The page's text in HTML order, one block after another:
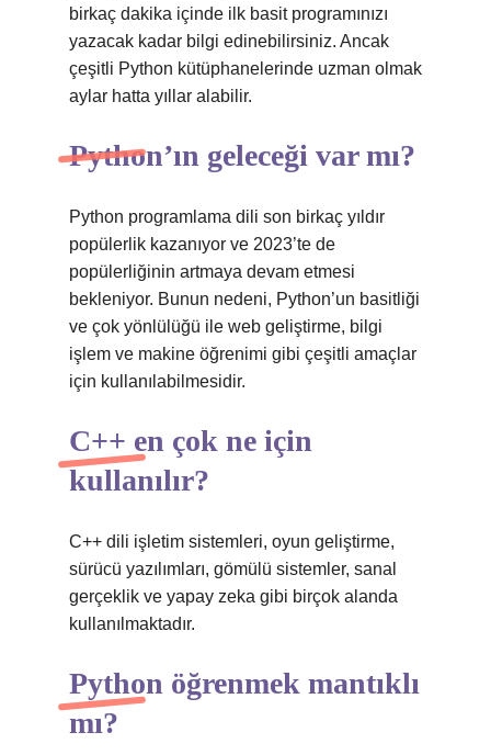
birkaç dakika içinde ilk basit programınızı
yazacak kadar bilgi edinebilirsiniz. Ancak
çeşitli Python kütüphanelerinde uzman olmak
aylar hatta yıllar alabilir.
Python’ın geleceği var mı?
Python programlama dili son birkaç yıldır
popülerlik kazanıyor ve 2023’te de
popülerliğinin artmaya devam etmesi
bekleniyor. Bunun nedeni, Python’un basitliği
ve çok yönlülüğü ile web geliştirme, bilgi
işlem ve makine öğrenimi gibi çeşitli amaçlar
için kullanılabilmesidir.
C++ en çok ne için
kullanılır?
C++ dili işletim sistemleri, oyun geliştirme,
sürücü yazılımları, gömülü sistemler, sanal
gerçeklik ve yapay zeka gibi birçok alanda
kullanılmaktadır.
Python öğrenmek mantıklı
mı?